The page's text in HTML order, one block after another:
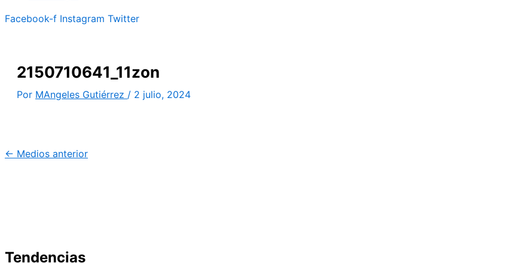
Facebook-f Instagram Twitter
2150710641_11zon
Por MAngeles Gutiérrez / 2 julio, 2024
← Medios anterior
Tendencias